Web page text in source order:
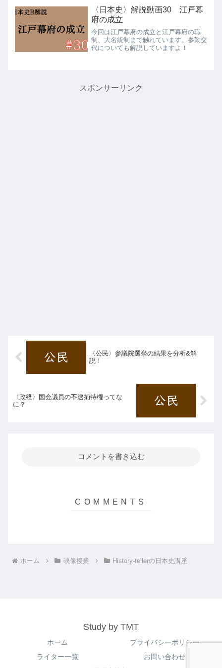
〈日本史〉解説動画30 江戸幕
府の成立
今回は江戸幕府の成立と江戸幕府の職
制、大名統制まで触れています。参勤交
代についても解説していますよ！
スポンサーリンク
〈公民〉参議院選挙の結果を分析&解
説！
〈政経〉国会議員の不逮捕特権ってな
に？
コメントを書き込む
ホーム 映像授業 History-tellerの日本史講座
Study by TMT
ホーム
プライバシーポリシー
ライター一覧
お問い合わせ